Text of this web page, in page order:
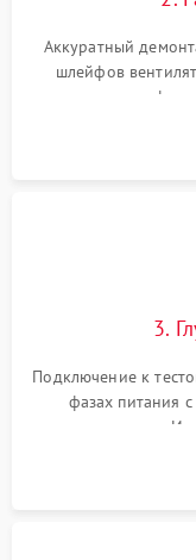
Аккуратный
шлейфов
кристалла
памяти и зоны
3.
Подключение к
фазах питания
инициализации.